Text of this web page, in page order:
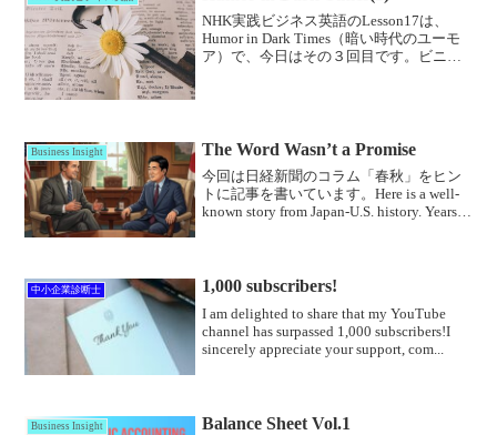
NHK実践ビジネス英語のLesson17は、
Humor in Dark Times（暗い時代のユーモ
ア）で、今日はその３回目です。ビニェ
Business Insight The Word Wasn’t a Promise
今回は日経新聞のコラム「春秋」をヒン
トに記事を書いています。Here is a well-
known story from Japan-U.S. history. Years
中小企業診断士 1,000 subscribers!
I am delighted to share that my YouTube
channel has surpassed 1,000 subscribers!I
sincerely appreciate your support, com...
Business Insight Balance Sheet Vol.1